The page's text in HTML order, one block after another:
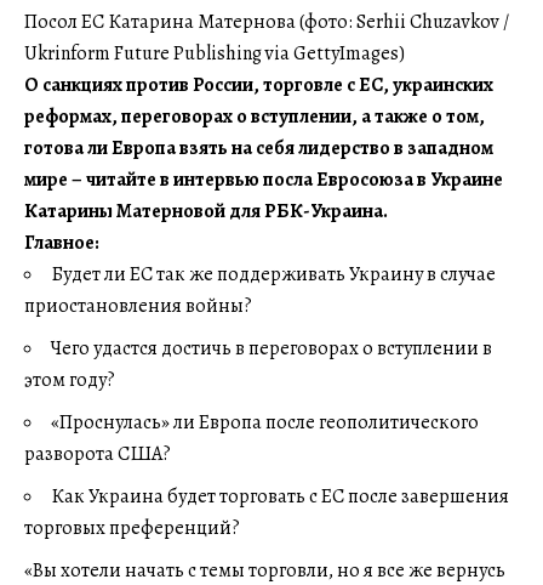
Посол ЕС Катарина Матернова (фото: Serhii Chuzavkov /
Ukrinform Future Publishing via GettyImages)
О санкциях против России, торговле с ЕС, украинских
реформах, переговорах о вступлении, а также о том,
готова ли Европа взять на себя лидерство в западном
мире – читайте в интервью посла Евросоюза в Украине
Катарины Матерновой для РБК-Украина.
Главное:
Будет ли ЕС так же поддерживать Украину в случае
приостановления войны?
Чего удастся достичь в переговорах о вступлении в
этом году?
«Проснулась» ли Европа после геополитического
разворота США?
Как Украина будет торговать с ЕС после завершения
торговых преференций?
«Вы хотели начать с темы торговли, но я все же вернусь